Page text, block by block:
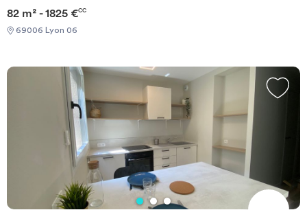
82 m² - 1825 €CC
69006 Lyon 06